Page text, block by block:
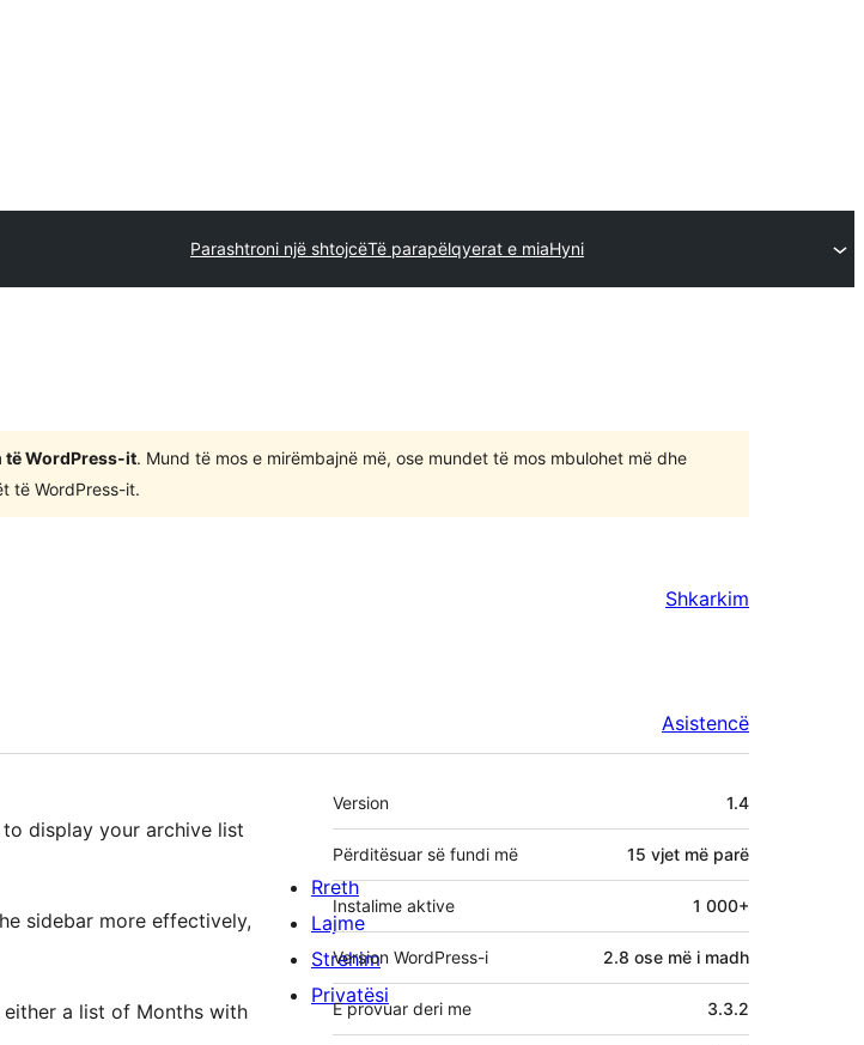
Parashtroni një shtojcëTë parapëlqyerat e miaHyni
të WordPress-it. Mund të mos e mirëmbajnë më, ose mundet të mos mbulohet më dhe
të WordPress-it.
Shkarkim
Asistencë
display your archive list
sidebar more effectively,
a list of Months with
Të
tjera
Version 1.4
Përditësuar së fundi më 15 vjet më parë
Instalime aktive 1 000+
Version WordPress-i 2.8 ose më i madh
E provuar deri me 3.3.2
Rreth
Lajme
Strehim
Privatësi